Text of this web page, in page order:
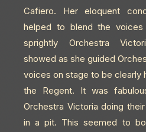
Cafiero. Her eloquent
helped to blend the
sprightly Orchestra
showed as she guided
voices on stage to be clearly
the Regent. It was
Orchestra Victoria doing
in a pit. This seemed to